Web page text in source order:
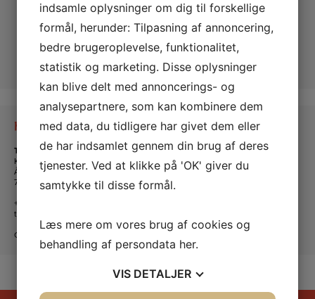
Kontakt os
Tante Andante Hus
KFUM og KFUK i Lemvig
Ågade 5
7620 Lemvig
+45 20 16 24 11
tanteandante@kfum-kfuk.dk
CVR: 30771397
indsamle oplysninger om dig til forskellige
formål, herunder: Tilpasning af annoncering,
bedre brugeroplevelse, funktionalitet,
statistik og marketing. Disse oplysninger
kan blive delt med annoncerings- og
analysepartnere, som kan kombinere dem
med data, du tidligere har givet dem eller
de har indsamlet gennem din brug af deres
tjenester. Ved at klikke på 'OK' giver du
samtykke til disse formål.
Læs mere om vores brug af cookies og
behandling af persondata her.
VIS DETALJER